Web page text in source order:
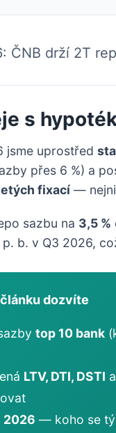
ČNB drží 2T
s
jsme uprostřed
přes 6 %) a
fixací —
sazbu na 3,5 %
b. v Q3 2026,
dozvíte
top 10 bank
LTV, DTI, DSTI
2026 — koho se